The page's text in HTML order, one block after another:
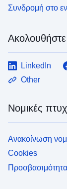
Συνδρομή στο
LinkedIn
Other
Νομικές
Ανακοίνωση
Cookies
Προσβασιμότητα